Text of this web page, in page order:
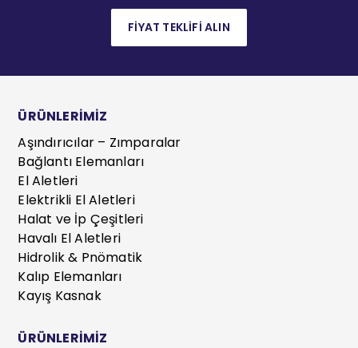
FİYAT TEKLİFİ ALIN
ÜRÜNLERİMİZ
Aşındırıcılar – Zımparalar
Bağlantı Elemanları
El Aletleri
Elektrikli El Aletleri
Halat ve İp Çeşitleri
Havalı El Aletleri
Hidrolik & Pnömatik
Kalıp Elemanları
Kayış Kasnak
ÜRÜNLERİMİZ